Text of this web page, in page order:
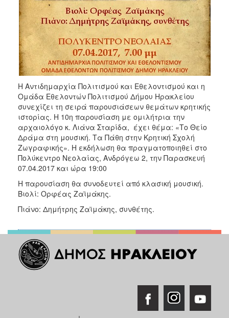
ΑΝΘΕΚΤΙΚΗ
ΠΟΛΗ
Η Αντιδημαρχία Πολιτισμού και Εθελοντισμού και η
Ομάδα Εθελοντών Πολιτισμού Δήμου Ηρακλείου
συνεχίζει τη σειρά παρουσιάσεων θεμάτων κρητικής
ιστορίας. Η 10η παρουσίαση με ομιλήτρια την
αρχαιολόγο κ. Λιάνα Σταρίδα, έχει θέμα: «Το Θείο
Δράμα στη μουσική. Τα Πάθη στην Κρητική Σχολή
Ζωγραφικής». Η εκδήλωση θα πραγματοποιηθεί στο
Πολύκεντρο Νεολαίας, Ανδρόγεω 2, την Παρασκευή
07.04.2017 και ώρα 19:00
Η παρουσίαση θα συνοδευτεί από κλασική μουσική.
Βιολί: Ορφέας Ζαϊμάκης.
Πιάνο: Δημήτρης Ζαϊμάκης, συνθέτης.